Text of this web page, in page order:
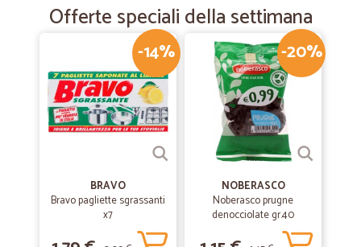
Offerte speciali della settimana
-14%
BRAVO
Bravo pagliette sgrassanti
x7
-20%
NOBERASCO
Noberasco prugne
denocciolate gr.40